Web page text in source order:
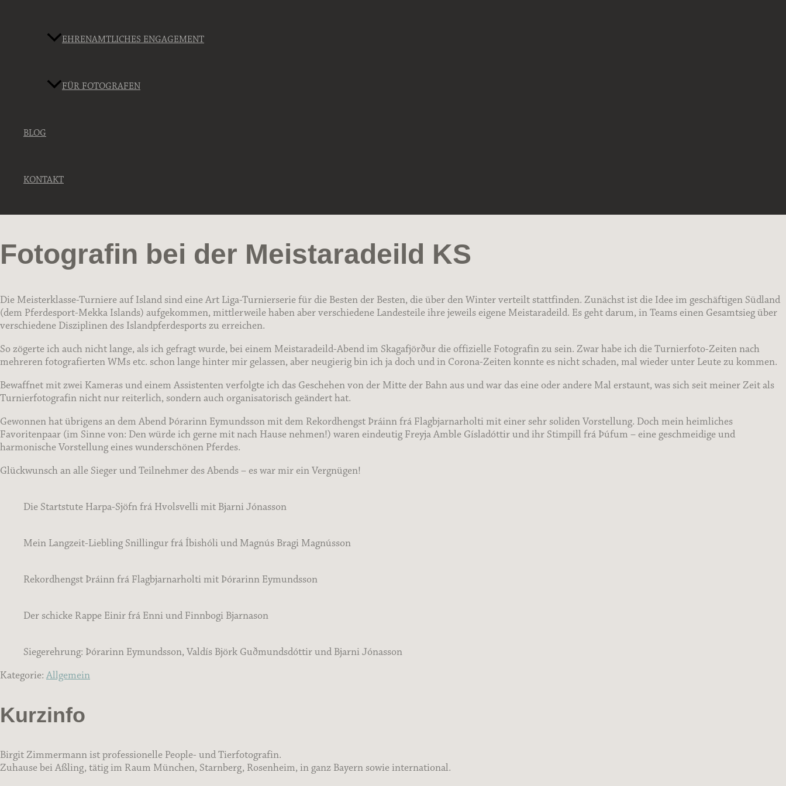
EHRENAMTLICHES ENGAGEMENT
FÜR FOTOGRAFEN
BLOG
KONTAKT
Fotografin bei der Meistaradeild KS
Die Meisterklasse-Turniere auf Island sind eine Art Liga-Turnierserie für die Besten der Besten, die über den Winter verteilt stattfinden. Zunächst ist die Idee im geschäftigen Südland
(dem Pferdesport-Mekka Islands) aufgekommen, mittlerweile haben aber verschiedene Landesteile ihre jeweils eigene Meistaradeild. Es geht darum, in Teams einen Gesamtsieg über
verschiedene Disziplinen des Islandpferdesports zu erreichen.
So zögerte ich auch nicht lange, als ich gefragt wurde, bei einem Meistaradeild-Abend im Skagafjörður die offizielle Fotografin zu sein. Zwar habe ich die Turnierfoto-Zeiten nach
mehreren fotografierten WMs etc. schon lange hinter mir gelassen, aber neugierig bin ich ja doch und in Corona-Zeiten konnte es nicht schaden, mal wieder unter Leute zu kommen.
Bewaffnet mit zwei Kameras und einem Assistenten verfolgte ich das Geschehen von der Mitte der Bahn aus und war das eine oder andere Mal erstaunt, was sich seit meiner Zeit als
Turnierfotografin nicht nur reiterlich, sondern auch organisatorisch geändert hat.
Gewonnen hat übrigens an dem Abend Þórarinn Eymundsson mit dem Rekordhengst Þráinn frá Flagbjarnarholti mit einer sehr soliden Vorstellung. Doch mein heimliches
Favoritenpaar (im Sinne von: Den würde ich gerne mit nach Hause nehmen!) waren eindeutig Freyja Amble Gísladóttir und ihr Stimpill frá Þúfum – eine geschmeidige und
harmonische Vorstellung eines wunderschönen Pferdes.
Glückwunsch an alle Sieger und Teilnehmer des Abends – es war mir ein Vergnügen!
Die Startstute Harpa-Sjöfn frá Hvolsvelli mit Bjarni Jónasson
Mein Langzeit-Liebling Snillingur frá Íbishóli und Magnús Bragi Magnússon
Rekordhengst Þráinn frá Flagbjarnarholti mit Þórarinn Eymundsson
Der schicke Rappe Einir frá Enni und Finnbogi Bjarnason
Siegerehrung: Þórarinn Eymundsson, Valdís Björk Guðmundsdóttir und Bjarni Jónasson
Kategorie: Allgemein
Kurzinfo
Birgit Zimmermann ist professionelle People- und Tierfotografin.
Zuhause bei Aßling, tätig im Raum München, Starnberg, Rosenheim, in ganz Bayern sowie international.